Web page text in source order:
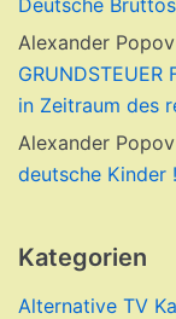
Deutsche
Alexander Popov
GRUNDSTEUER
in Zeitraum des
Alexander Popov
deutsche Kinder
Kategorien
Alternative TV